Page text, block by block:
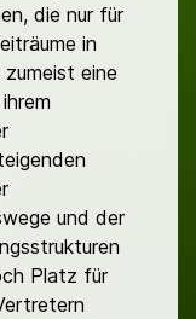
die nur für
in
eine
und der
Platz für